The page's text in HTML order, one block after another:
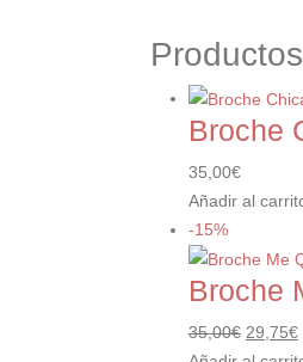
Broche
35,00€
Añadir al
-15%
Broche
35,00€ El
29,75€El